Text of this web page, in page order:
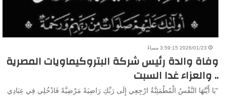
2026/01/23 3:59:15 مساءً
وفاة والدة رئيس شركة البتروكيماويات المصرية
.. والعزاء غدا السبت
“يَا أَيَّتُهَا النَّفْسُ الْمُطْمَئِنَّةُ ارْجِعِي إِلَى رَبِّكِ رَاضِيَةً مَرْضِيَّةً فَادْخُلِي فِي عِبَادِي